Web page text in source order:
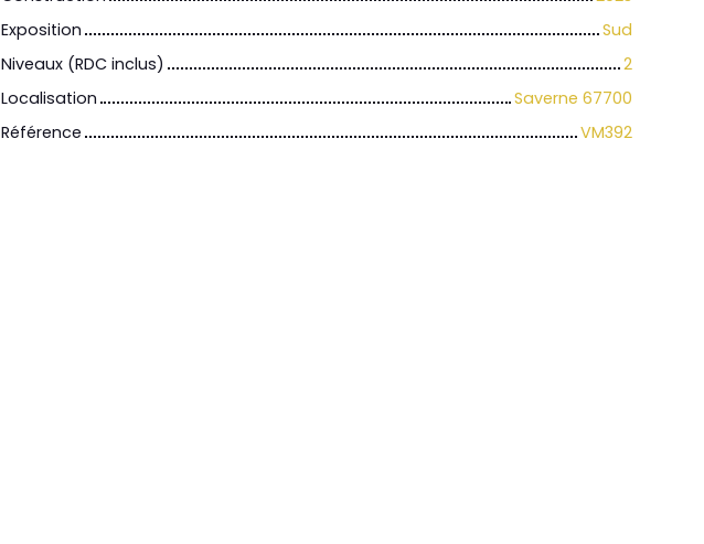
Exposition
Sud
Niveaux (RDC inclus)
2
Localisation
Saverne 67700
Référence
VM392